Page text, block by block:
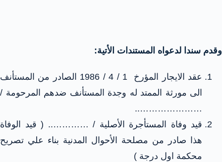
وقدم سندا لدعواه المستندات الأتية:
عقد الايجار المؤرخ 1 / 4 / 1986 الصادر من المستأنف
الى مورثة الممتد له وجدة المستأنف ضدهم المرحومة /
…………………..
قيد وفاة المستأجرة الأصلية / ………….. ( قيد الوفاة
هذا صادر من مصلحة الأحوال المدنية بناء علي تصريح
محكمة اول درجة )